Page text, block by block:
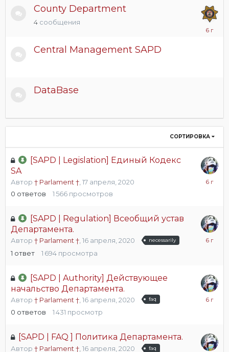
2020
County Department
4 сообщения
18
Central Management SAPD
DataBase
СОРТИРОВКА
[SAPD | Legislation] Единый Кодекс
SA
Автор † Parlament † 17 апреля, 2020
0 ответов 1 566 просмотров
17
[SAPD | Regulation] Всеобщий устав
Департамента.
Автор † Parlament † 16 апреля, 2020 necessarily
1 ответ 1 694 просмотра
16
[SAPD | Authority] Действующее
начальство Департамента.
Автор † Parlament † 16 апреля, 2020 faq
0 ответов 1 431 просмотр
16
[SAPD | FAQ ] Политика Департамента.
Автор † Parlament †,16 апреля, 2020 faq